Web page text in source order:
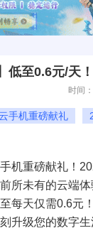
低至0.6元/天！
时间
手机重磅献礼
机重磅献礼！
所未有的云端
每天仅需0.6元
升级您的数字